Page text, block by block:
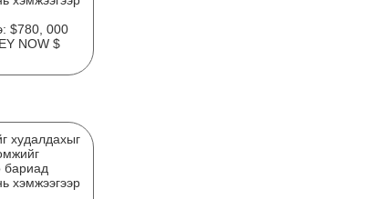
$780, 000
NOW $
худалдахыг
бариад
хэмжээгээр